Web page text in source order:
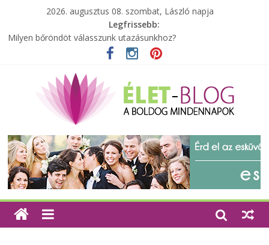
2026. augusztus 08. szombat, László napja
Legfrissebb:
Milyen bőröndöt válasszunk utazásunkhoz?
Elérhető zöld energia mindenki számára
Különleges tömörfa ládák Indiából
A zöld forradalom: A mosó- és parfümtermékek környezetbarát
szempontjainak erősítése